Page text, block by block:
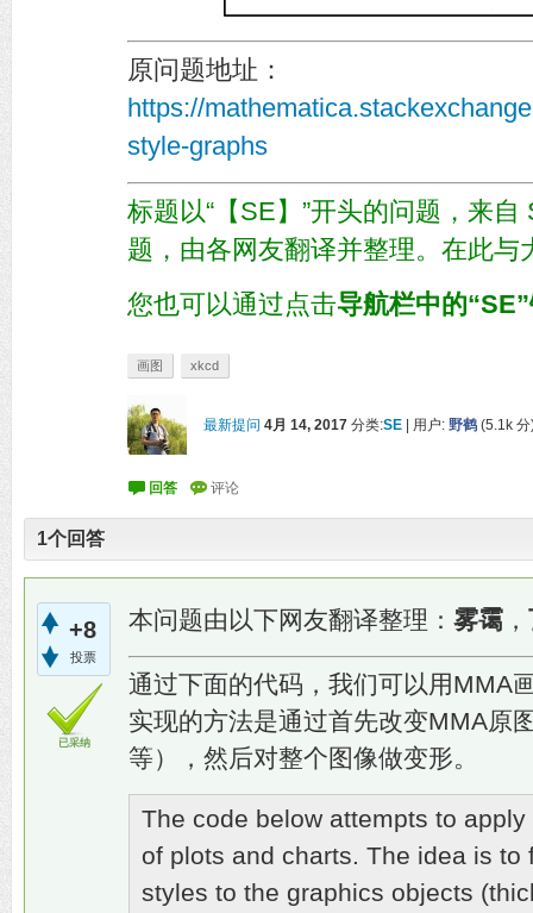
原问题地址：
https://
style-graphs
标题以“【SE】”开头的问题，来
题，由各网友翻译并整理。在此与
您也可以通过点击导航栏中的
画图 xkcd
最新提问 4月 14, 2017 分类:SE 用户: 野鹤 (5.1k 分
1个回答
+8
投票
已采纳
本问题由以下网友翻译整理： 雾霭 ，
通过下面的代码，我们可以用MMA
实现的方法是通过首先改变MMA原
等），然后对整个图像做变形。
The code below attempts to
of plots and charts. The idea is to
styles to the graphics objects